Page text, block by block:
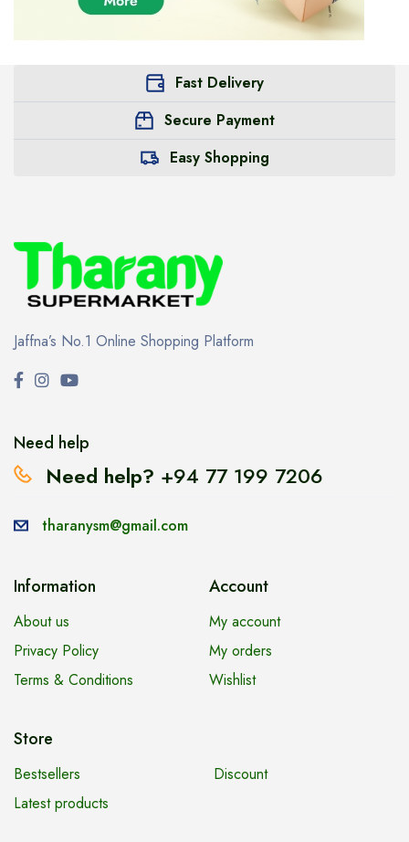
Fast Delivery
Secure Payment
Easy Shopping
Jaffna’s No.1 Online Shopping Platform
Need help
Need help? +94 77 199 7206
tharanysm@gmail.com
Information
About us
Privacy Policy
Terms & Conditions
Account
My account
My orders
Wishlist
Store
Bestsellers
Discount
Latest products